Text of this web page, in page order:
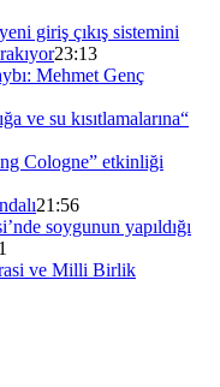
giriş çıkış sistemini
23:13
Mehmet Genç
ve su kısıtlamalarına“
Cologne” etkinliği
21:56
soygunun yapıldığı
ve Milli Birlik